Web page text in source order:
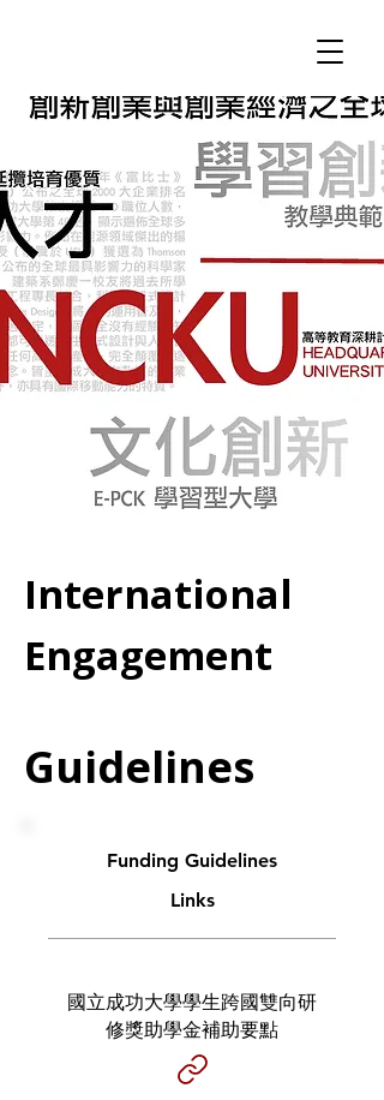
International
Engagement
Guidelines
Funding Guidelines
Links
國立成功大學學生跨國雙向研
修獎助學金補助要點